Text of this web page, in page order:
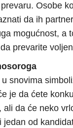
Osobe
da ih
mogućnost, a
prevarite
snovima
je da ćete
ali da će neko
jedan od